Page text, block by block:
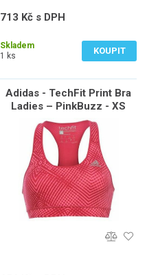
713 Kč s DPH
Skladem
1 ks
KOUPIT
Adidas - TechFit Print Bra
Ladies – PinkBuzz - XS